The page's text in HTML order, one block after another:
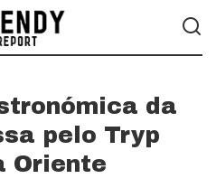
da
pelo Tryp
Oriente